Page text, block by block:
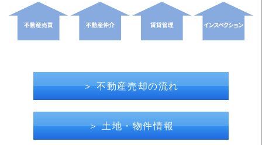
＞ 不動産売却の流れ
＞ 土地・物件情報